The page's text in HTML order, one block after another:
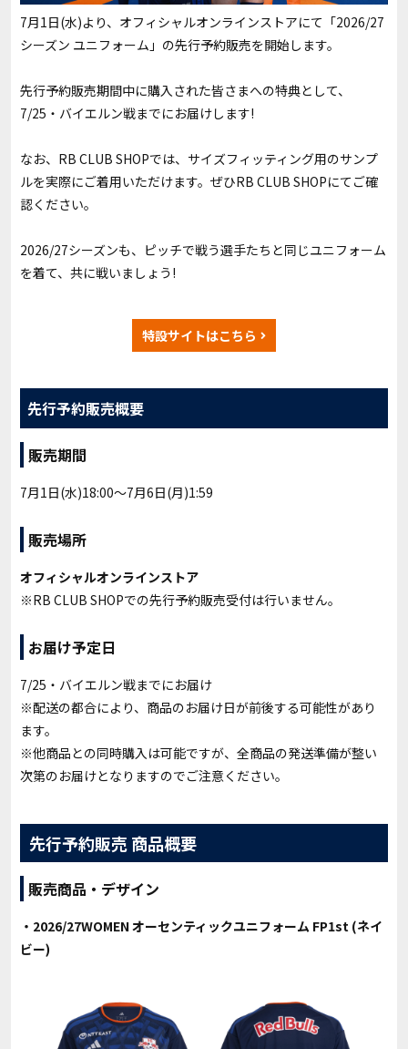
7月1日(水)より、オフィシャルオンラインストアにて「2026/27
シーズン ユニフォーム」の先行予約販売を開始します。
先行予約販売期間中に購入された皆さまへの特典として、
7/25・バイエルン戦までにお届けします!
なお、RB CLUB SHOPでは、サイズフィッティング用のサンプ
ルを実際にご着用いただけます。ぜひRB CLUB SHOPにてご確
認ください。
2026/27シーズンも、ピッチで戦う選手たちと同じユニフォーム
を着て、共に戦いましょう!
特設サイトはこちら
先行予約販売概要
販売期間
7月1日(水)18:00〜7月6日(月)1:59
販売場所
オフィシャルオンラインストア
※RB CLUB SHOPでの先行予約販売受付は行いません。
お届け予定日
7/25・バイエルン戦までにお届け
※配送の都合により、商品のお届け日が前後する可能性があり
ます。
※他商品との同時購入は可能ですが、全商品の発送準備が整い
次第のお届けとなりますのでご注意ください。
先行予約販売 商品概要
販売商品・デザイン
・2026/27WOMEN オーセンティックユニフォーム FP1st (ネイ
ビー)